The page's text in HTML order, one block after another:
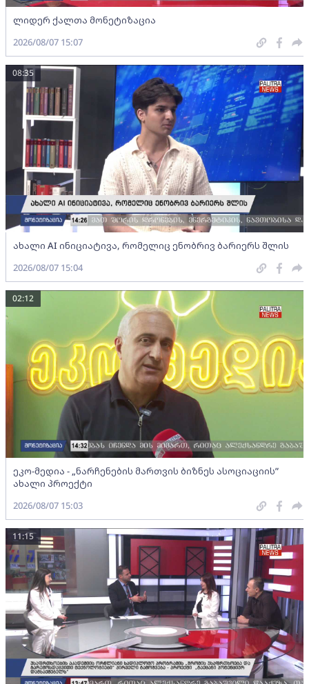
ლიდერ ქალთა მონეტიზაცია
2026/08/07 15:07
ახალი AI ინიციატივა, რომელიც ენობრივ ბარიერს შლის
08:35
2026/08/07 15:04
ეკო-მედია - „ნარჩენების მართვის ბიზნეს ასოციაციის”
ახალი პროექტი
02:12
2026/08/07 15:03
11:15